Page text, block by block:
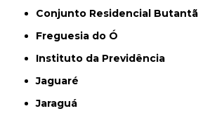
Conjunto Residencial Butantã
Freguesia do Ó
Instituto da Previdência
Jaguaré
Jaraguá